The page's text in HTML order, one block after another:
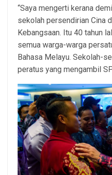
“Saya mengerti kerana
sekolah persendirian Cina
Kebangsaan. Itu 40 tahun
semua warga-warga
Bahasa Melayu. Sekolah-
peratus yang mengambil